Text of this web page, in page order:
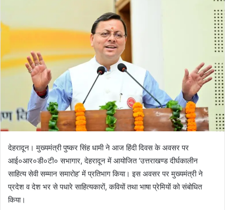
m
a
देहरादून। मुख्यमंत्री पुष्कर सिंह धामी ने आज हिंदी दिवस के अवसर पर
आई०आर०डी०टी० सभागार, देहरादून में आयोजित ‘उत्तराखण्ड दीर्घकालीन
साहित्य सेवी सम्मान समारोह’ में प्रतिभाग किया। इस अवसर पर मुख्यमंत्री ने
प्रदेश व देश भर से पधारे साहित्यकारों, कवियों तथा भाषा प्रेमियों को संबोधित
किया।